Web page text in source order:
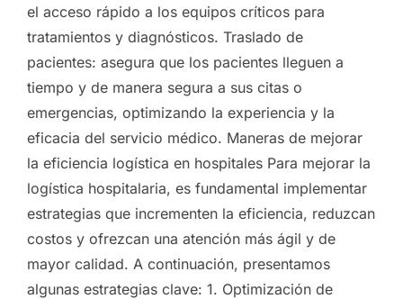
el acceso rápido a los equipos críticos para
tratamientos y diagnósticos. Traslado de
pacientes: asegura que los pacientes lleguen a
tiempo y de manera segura a sus citas o
emergencias, optimizando la experiencia y la
eficacia del servicio médico. Maneras de mejorar
la eficiencia logística en hospitales Para mejorar la
logística hospitalaria, es fundamental implementar
estrategias que incrementen la eficiencia, reduzcan
costos y ofrezcan una atención más ágil y de
mayor calidad. A continuación, presentamos
algunas estrategias clave: 1. Optimización de